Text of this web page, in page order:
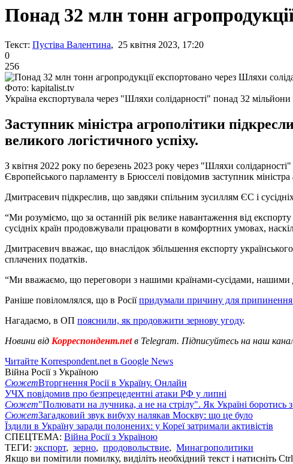
Понад 32 млн тонн
Текст: Пустіва Валентина, 25 квітня 2023, 17:20
0
256
Фото: kapitalist.tv
Україна експортувала через "Шляхи солідарності" понад 32 мільйони
Заступник міністра агрополітики
великого логістичного успіху.
З квітня 2022 року по березень 2023 року через "Шляхи
Європейського парламенту в Брюсселі повідомив заступник
Дмитрасевич підкреслив, що завдяки спільним зусиллям ЄС і
“Ми розуміємо, що за останній рік велике навантаження від
сусідніх країн продовжували працювати в комфортних умовах,
Дмитрасевич вважає, що внаслідок збільшення експорту
сплачених податків.
“Ми вважаємо, що переговори з нашими країнами-сусідами, нашими
Раніше повіломлялся, що в Росіїпридумали причину для припинення
Нагадаємо, в ОП пояснили, як продовжити зернову угоду.
Новини від Корреспондент.netв Telegram. Підписуйтесь на наш
Читайте Korrespondent.net в Google News
Війна Росії з Україною
СюжетВторгнення Росії в Україну. Онлайн
УЧХ повідомив про безпрецедентні атаки РФ у липні
Сюжет"Полювати на лучника, а не на стрілу". Як Україні боротись
СюжетЗагадковий звук вибуху налякав Москву: що це було
Їздили в Україну заради полонених: у Кореї затримали активістів
СПЕЦТЕМА: Війна Росії з Україною
ТЕГИ: экспорт, зерно, продовольствие, Минагрополитики
Якщо ви помітили помилку, виділіть необхідний текст і натисніть